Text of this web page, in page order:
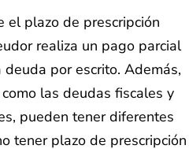
el plazo de prescripción
realiza un pago parcial
por escrito. Además,
las deudas fiscales y
pueden tener diferentes
tener plazo de prescripción